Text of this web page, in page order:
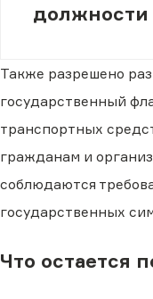
должности
Также разрешено
государственный
транспортных
гражданам и
соблюдаются
государственных
Что остается